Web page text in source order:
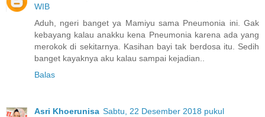
WIB
Aduh, ngeri banget ya Mamiyu sama Pneumonia ini. Gak
kebayang kalau anakku kena Pneumonia karena ada yang
merokok di sekitarnya. Kasihan bayi tak berdosa itu. Sedih
banget kayaknya aku kalau sampai kejadian..
Balas
Asri Khoerunisa Sabtu, 22 Desember 2018 pukul